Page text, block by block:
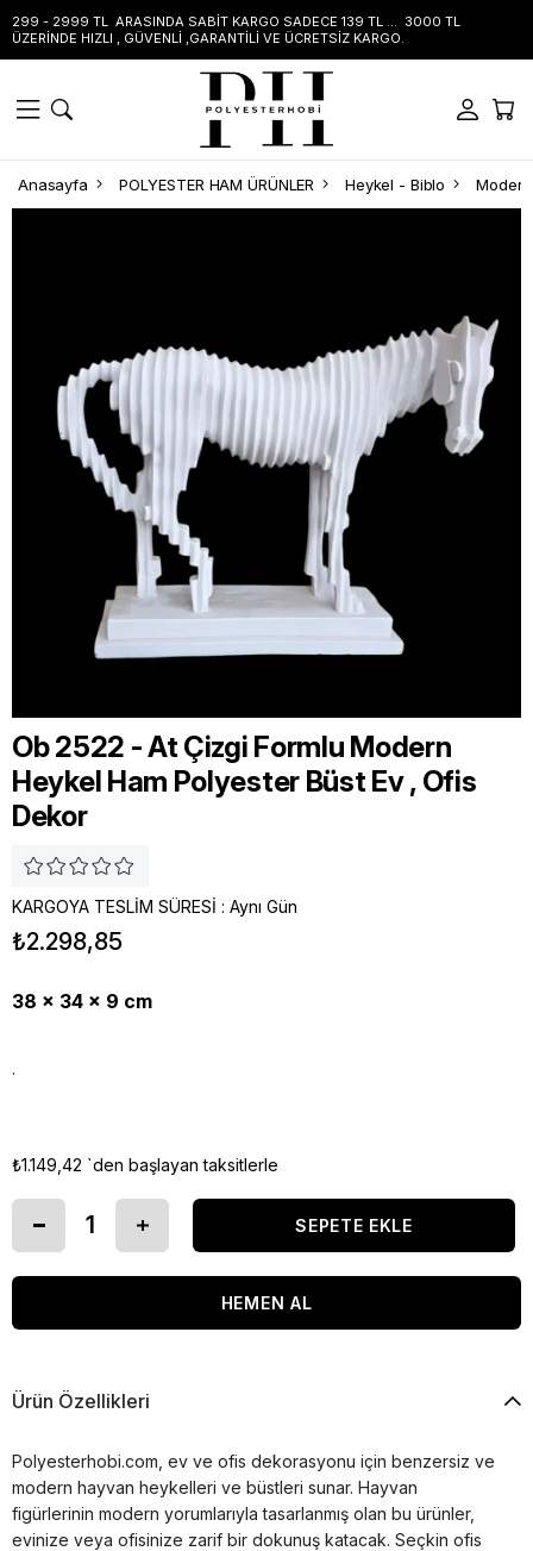
299 - 2999 TL ARASINDA SABİT KARGO SADECE 139 TL ... 3000 TL
ÜZERİNDE HIZLI , GÜVENLİ ,GARANTİLİ VE ÜCRETSİZ KARGO.
Anasayfa POLYESTER HAM ÜRÜNLER Heykel - Biblo
Ob 2522 - At Çizgi Formlu Modern
Heykel Ham Polyester Büst Ev , Ofis
Dekor
KARGOYA TESLİM SÜRESİ : Aynı Gün
₺2.298,85
38 x 34 x 9 cm
.
₺1.149,42 `den başlayan taksitlerle
Ürün Özellikleri
Polyesterhobi.com, ev ve ofis dekorasyonu için benzersiz ve
modern hayvan heykelleri ve büstleri sunar. Hayvan
figürlerinin modern yorumlarıyla tasarlanmış olan bu ürünler,
evinize veya ofisinize zarif bir dokunuş katacak. Seçkin ofis